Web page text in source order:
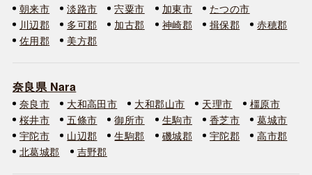
朝来市
淡路市 宍粟市 加東市
たつの市
川辺郡
多可郡 加古郡 神崎郡 揖保郡
赤穂郡
佐用郡
美方郡
奈良県 Nara
奈良市 大和高田市 大和郡山市 天理市
橿原市
桜井市
五條市 御所市 生駒市 香芝市
葛城市
宇陀市
山辺郡 生駒郡 磯城郡 宇陀郡
高市郡
北葛城郡
吉野郡